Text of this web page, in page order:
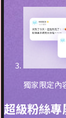
獨家限定內
超級粉絲專